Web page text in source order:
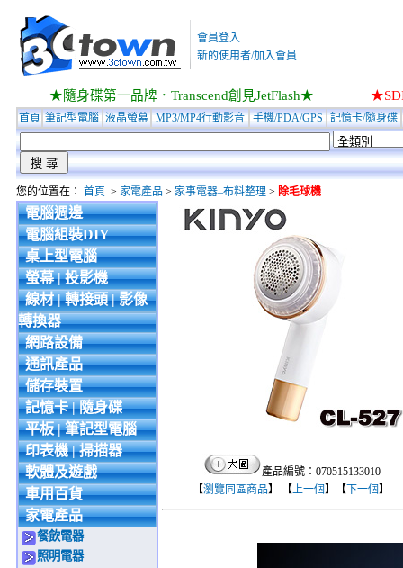
會員登入
新的使用者/加入會員
★隨身碟第一品牌．Transcend創見JetFlash★
首頁 筆記型電腦 液晶螢幕 MP3/MP4行動影音 手機/PDA/GPS 記憶卡/隨身碟
您的位置在： 首頁 > 家電產品 > 家事電器–布料整理> 除毛球機
電腦週邊
電腦組裝DIY
桌上型電腦
螢幕 | 投影機
線材 | 轉接頭 | 影像
轉換器
網路設備
通訊產品
儲存裝置
記憶卡 | 隨身碟
平板 | 筆記型電腦
印表機 | 掃描器
軟體及遊戲
車用百貨
家電產品
餐飲電器
照明電器
產品編號：070515133010
【瀏覽同區商品】 【上一個】【 下一個】